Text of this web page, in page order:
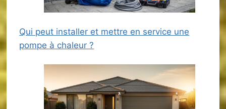
Qui peut installer et mettre en service une
pompe à chaleur ?